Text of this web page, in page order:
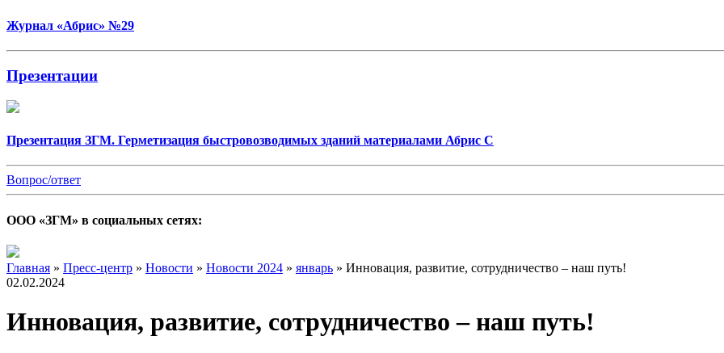
Журнал «Абрис» №29
Презентации
Презентация ЗГМ. Герметизация быстровозводимых зданий материалами Абрис С
Вопрос/ответ
ООО «ЗГМ» в социальных сетях:
Главная » Пресс-центр » Новости » Новости 2024 » январь » Инновация, развитие, сотрудничество – наш путь!
02.02.2024
Инновация, развитие, сотрудничество – наш путь!